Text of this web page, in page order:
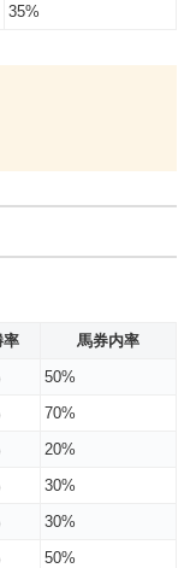
35%
率
馬券内率
50%
70%
20%
30%
30%
50%